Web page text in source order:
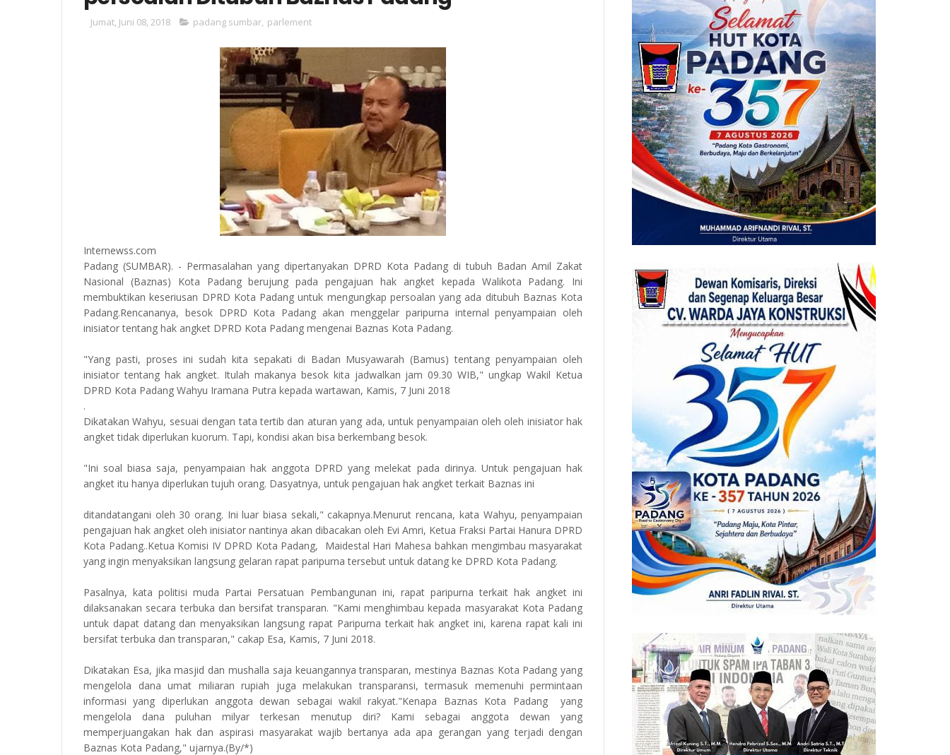
Jumat, Juni 08, 2018 padang sumbar, parlement
Internewss.com
Padang (SUMBAR). - Permasalahan yang dipertanyakan DPRD Kota Padang di tubuh Badan Amil Zakat
Nasional (Baznas) Kota Padang berujung pada pengajuan hak angket kepada Walikota Padang. Ini
membuktikan keseriusan DPRD Kota Padang untuk mengungkap persoalan yang ada ditubuh Baznas Kota
Padang.Rencananya, besok DPRD Kota Padang akan menggelar paripurna internal penyampaian oleh
inisiator tentang hak angket DPRD Kota Padang mengenai Baznas Kota Padang.
"Yang pasti, proses ini sudah kita sepakati di Badan Musyawarah (Bamus) tentang penyampaian oleh
inisiator tentang hak angket. Itulah makanya besok kita jadwalkan jam 09.30 WIB," ungkap Wakil Ketua
DPRD Kota Padang Wahyu Iramana Putra kepada wartawan, Kamis, 7 Juni 2018
.
Dikatakan Wahyu, sesuai dengan tata tertib dan aturan yang ada, untuk penyampaian oleh oleh inisiator hak
angket tidak diperlukan kuorum. Tapi, kondisi akan bisa berkembang besok.
"Ini soal biasa saja, penyampaian hak anggota DPRD yang melekat pada dirinya. Untuk pengajuan hak
angket itu hanya diperlukan tujuh orang. Dasyatnya, untuk pengajuan hak angket terkait Baznas ini
ditandatangani oleh 30 orang. Ini luar biasa sekali," cakapnya.Menurut rencana, kata Wahyu, penyampaian
pengajuan hak angket oleh inisiator nantinya akan dibacakan oleh Evi Amri, Ketua Fraksi Partai Hanura DPRD
Kota Padang..Ketua Komisi IV DPRD Kota Padang, Maidestal Hari Mahesa bahkan mengimbau masyarakat
yang ingin menyaksikan langsung gelaran rapat paripurna tersebut untuk datang ke DPRD Kota Padang.
Pasalnya, kata politisi muda Partai Persatuan Pembangunan ini, rapat paripurna terkait hak angket ini
dilaksanakan secara terbuka dan bersifat transparan. "Kami menghimbau kepada masyarakat Kota Padang
untuk dapat datang dan menyaksikan langsung rapat Paripurna terkait hak angket ini, karena rapat kali ini
bersifat terbuka dan transparan," cakap Esa, Kamis, 7 Juni 2018.
Dikatakan Esa, jika masjid dan mushalla saja keuangannya transparan, mestinya Baznas Kota Padang yang
mengelola dana umat miliaran rupiah juga melakukan transparansi, termasuk memenuhi permintaan
informasi yang diperlukan anggota dewan sebagai wakil rakyat."Kenapa Baznas Kota Padang yang
mengelola dana puluhan milyar terkesan menutup diri? Kami sebagai anggota dewan yang
memperjuangakan hak dan aspirasi masyarakat wajib bertanya ada apa gerangan yang terjadi dengan
Baznas Kota Padang," ujarnya.(By/*)